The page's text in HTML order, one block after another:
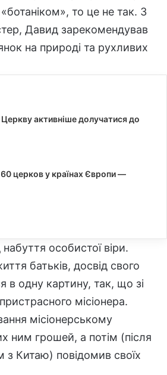
то це не так. З
Давид зарекомендував
на природі та рухливих
активніше долучатися до
церков у країнах Європи —
особистої віри.
батьків, досвід свого
в одну картину, так, що зі
місіонера.
місіонерському
ним грошей, а потім (після
з Китаю) повідомив своїх